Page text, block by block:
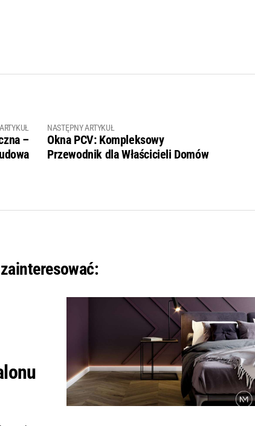
–
NASTĘPNY ARTYKUŁ
Okna PCV: Kompleksowy
Przewodnik dla Właścicieli Domów